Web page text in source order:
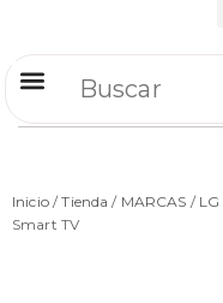
Inicio/Tienda / MARCAS / LG
Smart TV